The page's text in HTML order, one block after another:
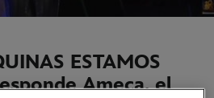
ESTAMOS
Ameca, el